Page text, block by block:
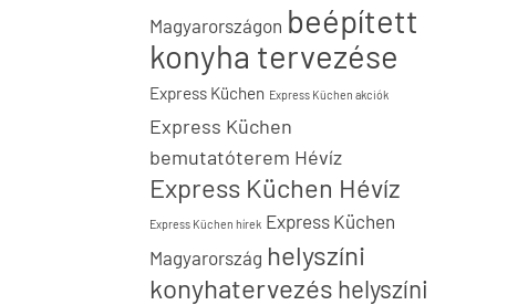
Magyarországon beépített
konyha tervezése
Express Küchen Express Küchen akciók
Express Küchen
bemutatóterem Hévíz
Express Küchen Hévíz
Express Küchen hírek Express Küchen
Magyarország helyszíni
konyhatervezés helyszíni